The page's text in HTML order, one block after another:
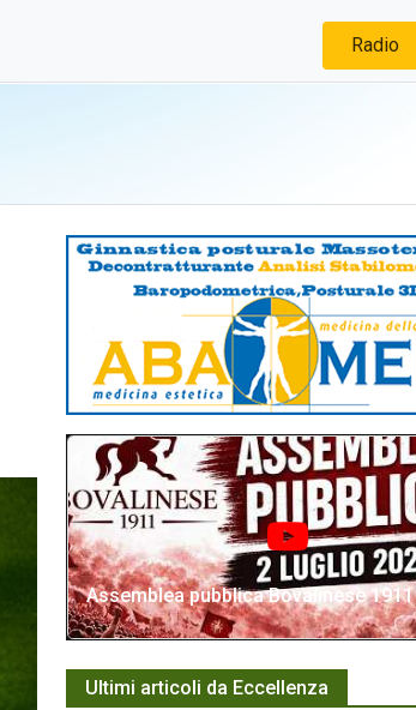
Radio
Assemblea pubblica Bovalinese 1911
Ultimi articoli da Eccellenza